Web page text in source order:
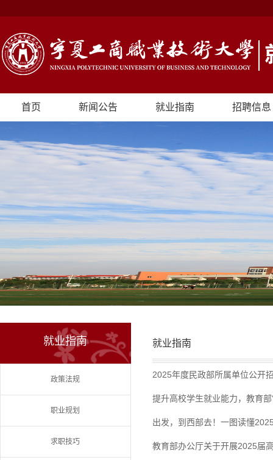
首页 新闻公告 就业指南 招聘信息
就业指南
政策法规
职业规划
求职技巧
就业指南
2025年度民政部所属单位公开
提升高校学生就业能力，教育部
出发，到西部去！一图读懂
教育部办公厅关于开展2025届